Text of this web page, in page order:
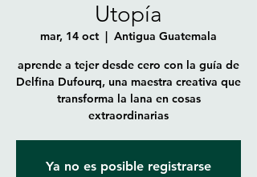
Utopía
mar, 14 oct
  |
Antigua Guatemala
aprende a tejer desde cero con la guía de
Delfina Dufourq, una maestra creativa que
transforma la lana en cosas
extraordinarias
Ya no es posible registrarse